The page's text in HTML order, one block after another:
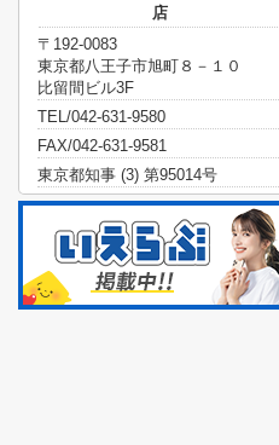
店
〒192-0083
東京都八王子市旭町８－１０
比留間ビル3F
TEL/042-631-9580
FAX/042-631-9581
東京都知事 (3) 第95014号